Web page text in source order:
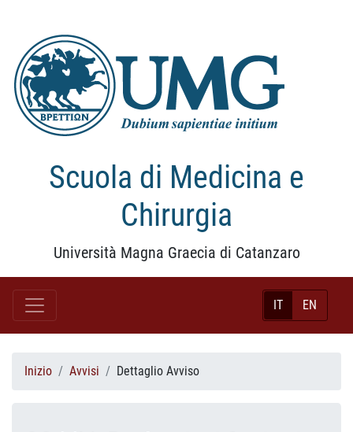
Scuola di Medicina e
Chirurgia
Università Magna Graecia di Catanzaro
IT EN
Inizio Avvisi Dettaglio Avviso